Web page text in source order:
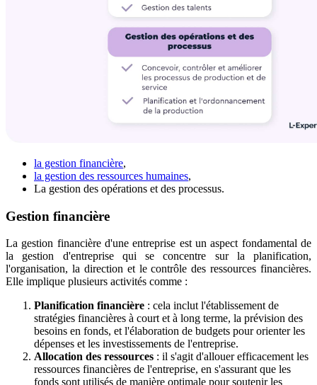
la gestion financière,
la gestion des ressources humaines,
La gestion des opérations et des processus.
Gestion financière
La gestion financière d'une entreprise est un aspect fondamental de
la gestion d'entreprise qui se concentre sur la planification,
l'organisation, la direction et le contrôle des ressources financières.
Elle implique plusieurs activités comme :
Planification financière : cela inclut l'établissement de
stratégies financières à court et à long terme, la prévision des
besoins en fonds, et l'élaboration de budgets pour orienter les
dépenses et les investissements de l'entreprise.
Allocation des ressources : il s'agit d'allouer efficacement les
ressources financières de l'entreprise, en s'assurant que les
fonds sont utilisés de manière optimale pour soutenir les